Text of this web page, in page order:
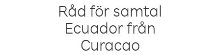
Råd för samtal
Ecuador från
Curacao